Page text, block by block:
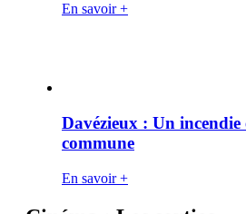
En savoir +
Davézieux : Un incendie
commune
En savoir +